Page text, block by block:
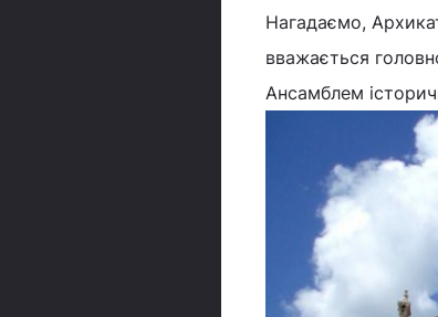
Нагадаємо,
вважається
Ансамблем